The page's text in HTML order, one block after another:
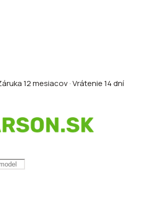
12 mesiacov · Vrátenie 14 dní